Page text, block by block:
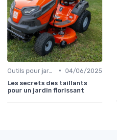
• 04/06/2025
Les secrets des taillants
pour un jardin florissant